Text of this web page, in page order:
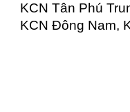
KCN Tân Phú
KCN Đông Nam,